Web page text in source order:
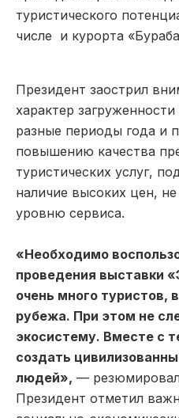
туристического
числе и курорта
Президент заострил
характер
разные периоды года и
повышению качества
туристических услуг,
наличие высоких цен,
уровню сервиса.
«Необходимо
проведения выставки
очень много туристов,
рубежа. При этом не
экосистему. Вместе с
создать
людей», — резюмировал
Президент отметил